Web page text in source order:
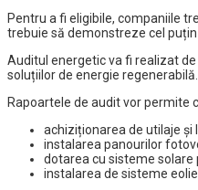
Pentru a fi eligibile, companiile
trebuie să demonstreze cel
Auditul energetic va fi realizat
soluțiilor de energie regenerabilă.
Rapoartele de audit vor permite
achiziționarea de utilaje și
instalarea panourilor
dotarea cu sisteme solare
instalarea de sisteme